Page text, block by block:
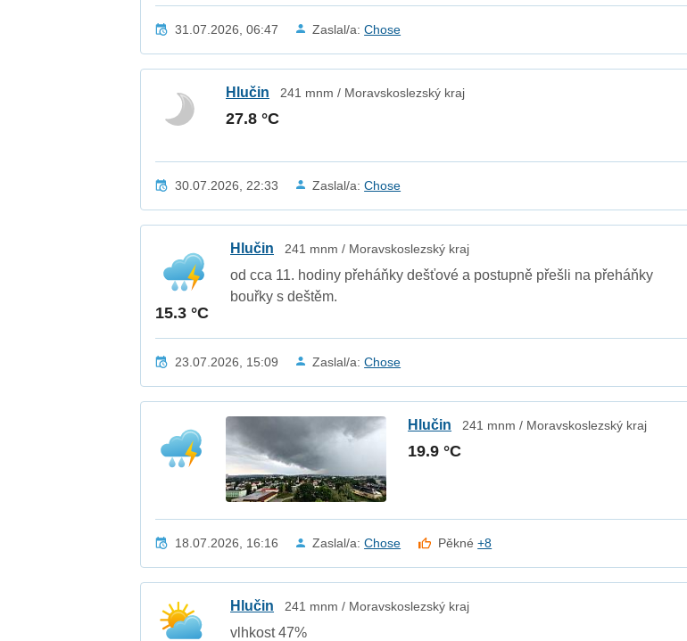
31.07.2026, 06:47 Zaslal/a:Chose
Hlučin 241 mnm / Moravskoslezský kraj
27.8 °C
30.07.2026, 22:33 Zaslal/a:Chose
15.3 °C
Hlučin 241 mnm / Moravskoslezský kraj
od cca 11. hodiny přeháňky dešťové a postupně přešli na přeháňky
bouřky s deštěm.
23.07.2026, 15:09 Zaslal/a:Chose
Hlučin 241 mnm / Moravskoslezský kraj
19.9 °C
18.07.2026, 16:16 Zaslal/a:Chose Pěkné+8
Hlučin 241 mnm / Moravskoslezský kraj
vlhkost 47%